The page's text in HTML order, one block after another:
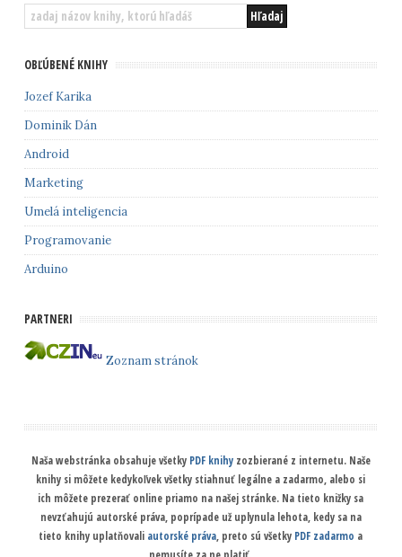
OBĽÚBENÉ KNIHY
Jozef Karika
Dominik Dán
Android
Marketing
Umelá inteligencia
Programovanie
Arduino
PARTNERI
Zoznam stránok
Naša webstránka obsahuje všetky PDF knihyzozbierané z internetu. Naše
knihy si môžete kedykoľvek všetky stiahnuť legálne a zadarmo, alebo si
ich môžete prezerať online priamo na našej stránke. Na tieto knižky sa
nevzťahujú autorské práva, poprípade už uplynula lehota, kedy sa na
tieto knihy uplatňovali autorské práva, preto sú všetky PDF zadarmo a